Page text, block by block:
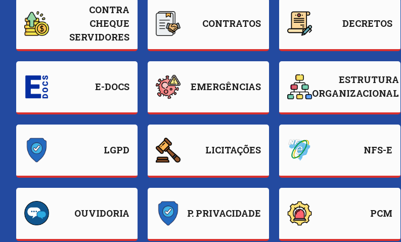
CONTRA
CHEQUE
SERVIDORES
CONTRATOS DECRETOS
E-DOCS EMERGÊNCIAS
ESTRUTURA
ORGANIZACIONAL
LGPD LICITAÇÕES NFS-E
OUVIDORIA P. PRIVACIDADE PCM